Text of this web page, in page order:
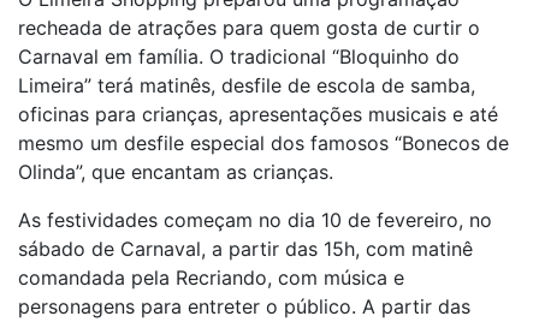
recheada de atrações para quem gosta de curtir o
Carnaval em família. O tradicional “Bloquinho do
Limeira” terá matinês, desfile de escola de samba,
oficinas para crianças, apresentações musicais e até
mesmo um desfile especial dos famosos “Bonecos de
Olinda”, que encantam as crianças.
As festividades começam no dia 10 de fevereiro, no
sábado de Carnaval, a partir das 15h, com matinê
comandada pela Recriando, com música e
personagens para entreter o público. A partir das